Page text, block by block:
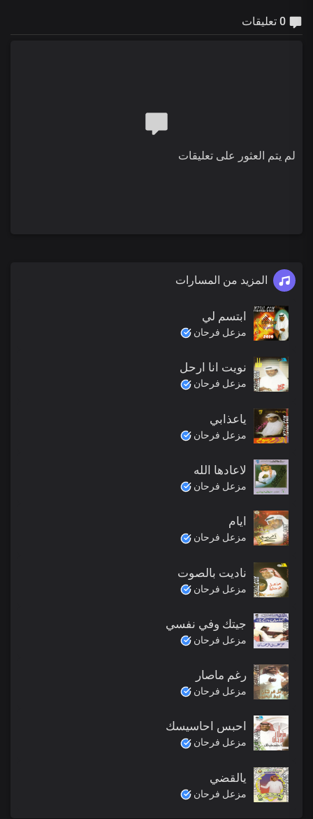
لم يتم العثور على تعليقات
المزيد من المسارات
ابتسم لي
مزعل فرحان
نويت انا ارحل
مزعل فرحان
ياعذابي
مزعل فرحان
لاعادها الله
مزعل فرحان
ايام
مزعل فرحان
ناديت بالصوت
مزعل فرحان
جيتك وفي نفسي
مزعل فرحان
رغم ماصار
مزعل فرحان
احبس احاسيسك
مزعل فرحان
يالقضي
مزعل فرحان